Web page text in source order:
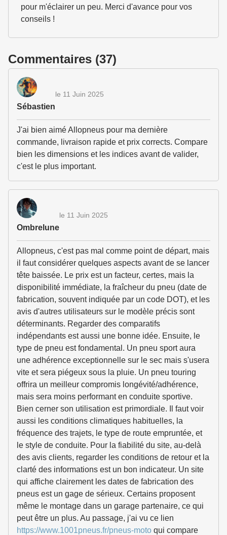
pour m'éclairer un peu. Merci d'avance pour vos
conseils !
Commentaires (37)
Sébastien
le 11 Juin 2025
J'ai bien aimé Allopneus pour ma dernière
commande, livraison rapide et prix corrects. Compare
bien les dimensions et les indices avant de valider,
c'est le plus important.
Ombrelune
le 11 Juin 2025
Allopneus, c'est pas mal comme point de départ, mais
il faut considérer quelques aspects avant de se lancer
tête baissée. Le prix est un facteur, certes, mais la
disponibilité immédiate, la fraîcheur du pneu (date de
fabrication, souvent indiquée par un code DOT), et les
avis d'autres utilisateurs sur le modèle précis sont
déterminants. Regarder des comparatifs
indépendants est aussi une bonne idée. Ensuite, le
type de pneu est fondamental. Un pneu sport aura
une adhérence exceptionnelle sur le sec mais s'usera
vite et sera piégeux sous la pluie. Un pneu touring
offrira un meilleur compromis longévité/adhérence,
mais sera moins performant en conduite sportive.
Bien cerner son utilisation est primordiale. Il faut voir
aussi les conditions climatiques habituelles, la
fréquence des trajets, le type de route empruntée, et
le style de conduite. Pour la fiabilité du site, au-delà
des avis clients, regarder les conditions de retour et la
clarté des informations est un bon indicateur. Un site
qui affiche clairement les dates de fabrication des
pneus est un gage de sérieux. Certains proposent
même le montage dans un garage partenaire, ce qui
peut être un plus. Au passage, j'ai vu ce lien
https://www.1001pneus.fr/pneus-moto qui compare